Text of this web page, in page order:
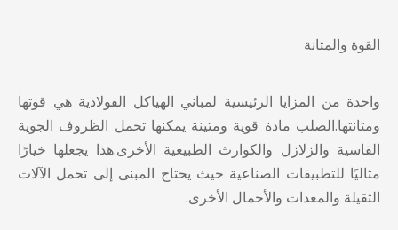
القوة والمتانة
واحدة من المزايا الرئيسية لمباني الهياكل الفولاذية هي قوتها
ومتانتها.الصلب مادة قوية ومتينة يمكنها تحمل الظروف الجوية
القاسية والزلازل والكوارث الطبيعية الأخرى.هذا يجعلها خيارًا
مثاليًا للتطبيقات الصناعية حيث يحتاج المبنى إلى تحمل الآلات
الثقيلة والمعدات والأحمال الأخرى.